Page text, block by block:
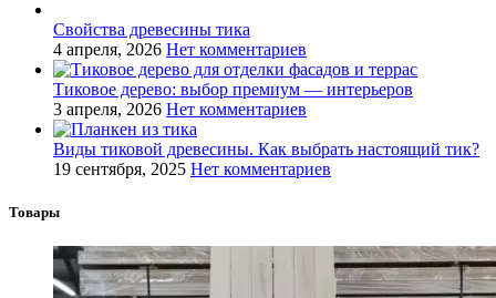
Свойства древесины тика
4 апреля, 2026 Нет комментариев
Тиковое дерево: выбор премиум — интерьеров
3 апреля, 2026 Нет комментариев
Виды тиковой древесины. Как выбрать настоящий тик?
19 сентября, 2025 Нет комментариев
Товары